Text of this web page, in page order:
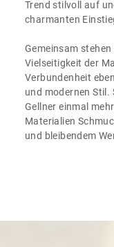
Trend stilvoll auf
charmanten
Gemeinsam
Vielseitigkeit der
Verbundenheit
und modernen Stil.
Gellner einmal
Materialien
und bleibendem